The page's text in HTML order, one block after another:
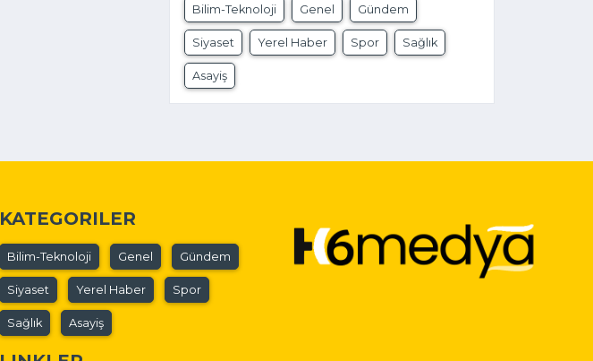
Bilim-Teknoloji Genel Gündem
Siyaset Yerel Haber Spor Sağlık
Asayiş
KATEGORILER
Bilim-Teknoloji Genel Gündem
Siyaset Yerel Haber Spor
Sağlık Asayiş